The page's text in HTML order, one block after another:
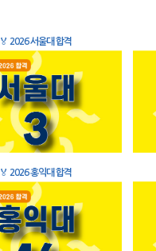
🏅 2026 서울대 합격
🏅 2026 홍익대 합격